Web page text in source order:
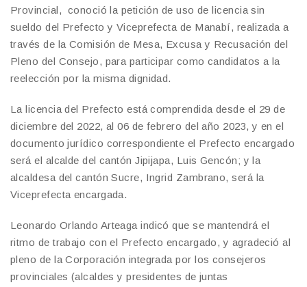
Provincial, conoció la petición de uso de licencia sin
sueldo del Prefecto y Viceprefecta de Manabí, realizada a
través de la Comisión de Mesa, Excusa y Recusación del
Pleno del Consejo, para participar como candidatos a la
reelección por la misma dignidad.
La licencia del Prefecto está comprendida desde el 29 de
diciembre del 2022, al 06 de febrero del año 2023, y en el
documento jurídico correspondiente el Prefecto encargado
será el alcalde del cantón Jipijapa, Luis Gencón; y la
alcaldesa del cantón Sucre, Ingrid Zambrano, será la
Viceprefecta encargada.
Leonardo Orlando Arteaga indicó que se mantendrá el
ritmo de trabajo con el Prefecto encargado, y agradeció al
pleno de la Corporación integrada por los consejeros
provinciales (alcaldes y presidentes de juntas